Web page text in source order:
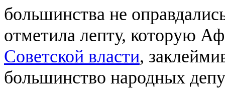
большинства не
отметила лепту, которую
Советской власти,
большинство народных